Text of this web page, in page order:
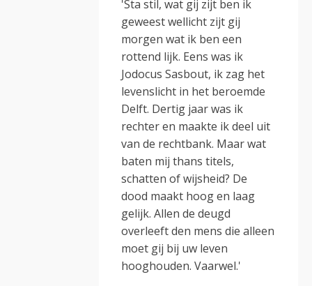
'Sta stil, wat gij zijt ben ik
geweest wellicht zijt gij
morgen wat ik ben een
rottend lijk. Eens was ik
Jodocus Sasbout, ik zag het
levenslicht in het beroemde
Delft. Dertig jaar was ik
rechter en maakte ik deel uit
van de rechtbank. Maar wat
baten mij thans titels,
schatten of wijsheid? De
dood maakt hoog en laag
gelijk. Allen de deugd
overleeft den mens die alleen
moet gij bij uw leven
hooghouden. Vaarwel.'